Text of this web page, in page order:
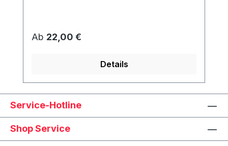
Regulärer Preis:
Ab 22,00 €
Details
Service-Hotline
Shop Service